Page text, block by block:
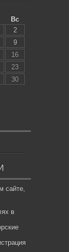
Вс
2
9
16
23
30
сайте,
в